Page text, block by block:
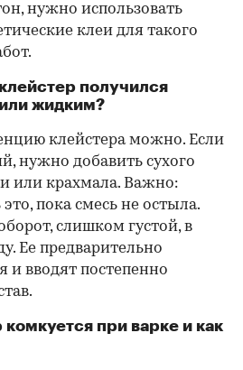
нужно использовать
клеи для такого
получился
жидким?
клейстера можно. Если
нужно добавить сухого
или крахмала. Важно:
пока смесь не остыла.
слишком густой, в
Ее предварительно
и вводят постепенно
при варке и как